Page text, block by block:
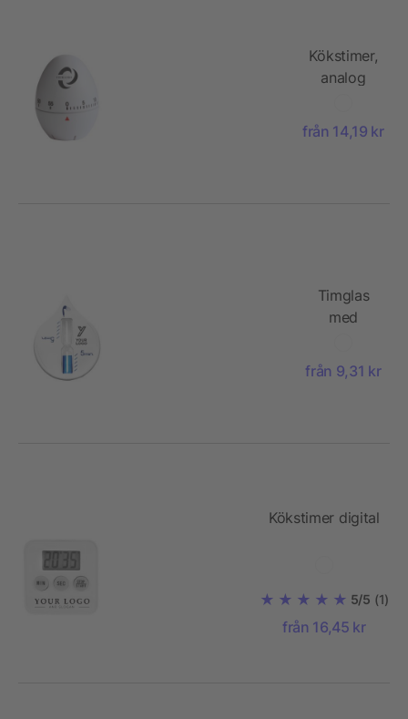
Kökstimer,
analog
från 14,19 kr
Timglas
med
5 minuter
från 9,31 kr
Kökstimer digital
5/5 (1)
från 16,45 kr